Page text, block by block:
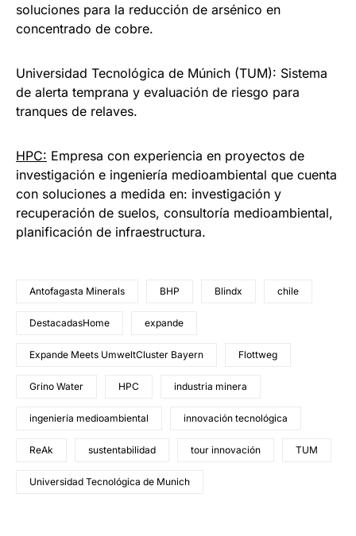
soluciones para la reducción de arsénico en
concentrado de cobre.
Universidad Tecnológica de Múnich (TUM): Sistema
de alerta temprana y evaluación de riesgo para
tranques de relaves.
HPC: Empresa con experiencia en proyectos de
investigación e ingeniería medioambiental que cuenta
con soluciones a medida en: investigación y
recuperación de suelos, consultoría medioambiental,
planificación de infraestructura.
Antofagasta Minerals BHP Blindx chile
DestacadasHome expande
Expande Meets UmweltCluster Bayern Flottweg
Grino Water HPC industria minera
ingeniería medioambiental innovación tecnológica
ReAk sustentabilidad tour innovación TUM
Universidad Tecnológica de Munich